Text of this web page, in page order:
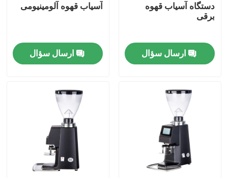
صفحه اصلی
محصولات
نمایش VR
درباره ما
دستگاه آسیاب قهوه
برقی
ارسال سؤال
آسیاب قهوه آلومینیومی
ارسال سؤال